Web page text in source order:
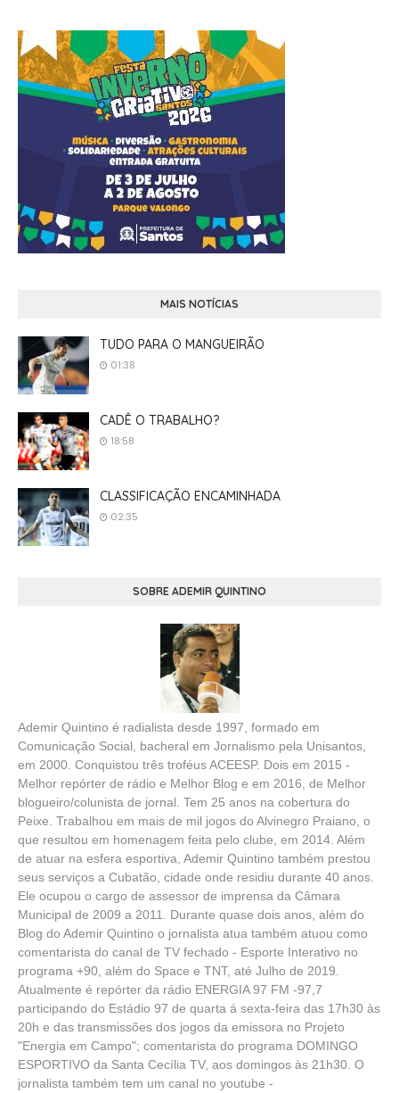
MAIS NOTÍCIAS
TUDO PARA O MANGUEIRÃO
01:38
CADÊ O TRABALHO?
18:58
CLASSIFICAÇÃO ENCAMINHADA
02:35
SOBRE ADEMIR QUINTINO
Ademir Quintino é radialista desde 1997, formado em
Comunicação Social, bacheral em Jornalismo pela Unisantos,
em 2000. Conquistou três troféus ACEESP. Dois em 2015 -
Melhor repórter de rádio e Melhor Blog e em 2016, de Melhor
blogueiro/colunista de jornal. Tem 25 anos na cobertura do
Peixe. Trabalhou em mais de mil jogos do Alvinegro Praiano, o
que resultou em homenagem feita pelo clube, em 2014. Além
de atuar na esfera esportiva, Ademir Quintino também prestou
seus serviços a Cubatão, cidade onde residiu durante 40 anos.
Ele ocupou o cargo de assessor de imprensa da Câmara
Municipal de 2009 a 2011. Durante quase dois anos, além do
Blog do Ademir Quintino o jornalista atua também atuou como
comentarista do canal de TV fechado - Esporte Interativo no
programa +90, além do Space e TNT, até Julho de 2019.
Atualmente é repórter da rádio ENERGIA 97 FM -97,7
participando do Estádio 97 de quarta á sexta-feira das 17h30 às
20h e das transmissões dos jogos da emissora no Projeto
"Energia em Campo"; comentarista do programa DOMINGO
ESPORTIVO da Santa Cecília TV, aos domingos às 21h30. O
jornalista também tem um canal no youtube -